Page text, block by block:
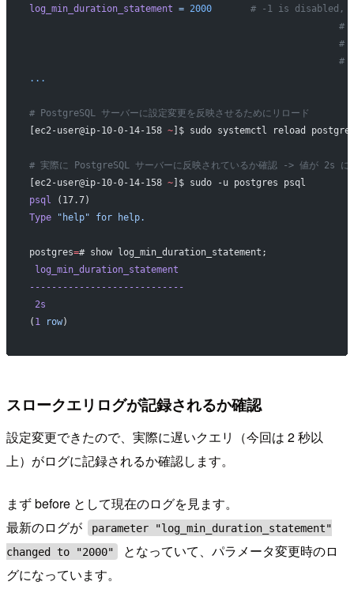
log_min_duration_statement = 2000
# -1 is disabled,
...
# PostgreSQL サーバーに設定変更を反映させるためにリロード
[ec2-user@ip-10-0-14-158 ~]$ sudo systemctl reload
# 実際に PostgreSQL サーバーに反映されているか確認 -> 値が 2s に
[ec2-user@ip-10-0-14-158 ~]$ sudo -u postgres psql
psql
(17.7)
Type "help" for help.
postgres=# show log_min_duration_statement;
log_min_duration_statement
----------------------------
2s
( 1 row)
スロークエリログが記録されるか確認
設定変更できたので、実際に遅いクエリ（今回は 2 秒以
上）がログに記録されるか確認します。
まず before として現在のログを見ます。
最新のログが
parameter "log_min_duration_statement"
changed to "2000"
となっていて、パラメータ変更時のロ
グになっています。